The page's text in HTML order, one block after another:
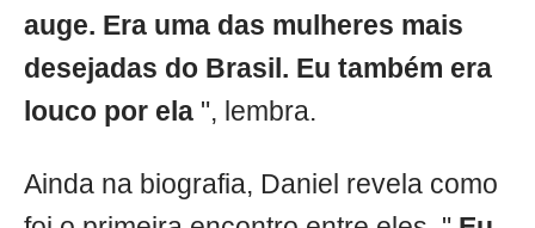
auge. Era uma das mulheres mais
desejadas do Brasil. Eu também era
louco por ela ", lembra.
Ainda na biografia, Daniel revela como